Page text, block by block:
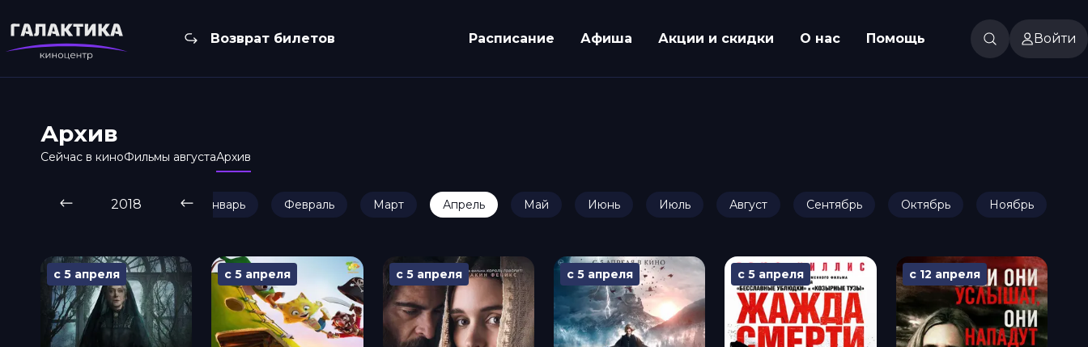
Возврат билетов Расписание Афиша Акции и скидки О нас Помощь Войти
Архив
Сейчас в киноФильмы августаАрхив
2018 Январь Февраль Март Апрель Май Июнь Июль Август Сентябрь Октябрь Ноябрь
с 5 апреля с 5 апреля с 5 апреля с 5 апреля с 5 апреля с 12 апреля